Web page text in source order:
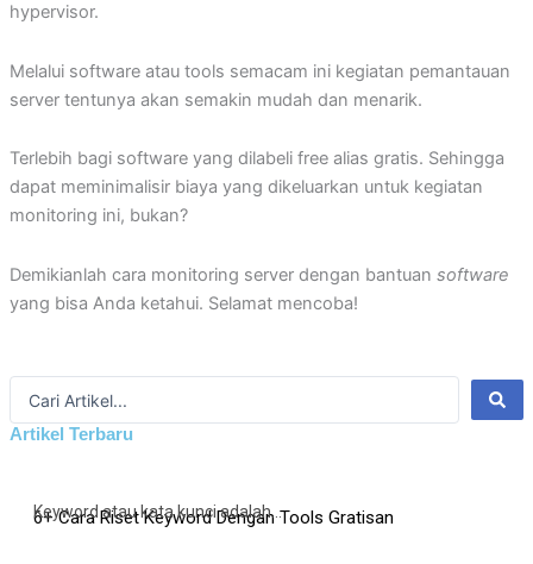
hypervisor.
Melalui software atau tools semacam ini kegiatan pemantauan
server tentunya akan semakin mudah dan menarik.
Terlebih bagi software yang dilabeli free alias gratis. Sehingga
dapat meminimalisir biaya yang dikeluarkan untuk kegiatan
monitoring ini, bukan?
Demikianlah cara monitoring server dengan bantuan software
yang bisa Anda ketahui. Selamat mencoba!
Artikel Terbaru
6+ Cara Riset Keyword Dengan Tools Gratisan
Keyword atau kata kunci adalah...